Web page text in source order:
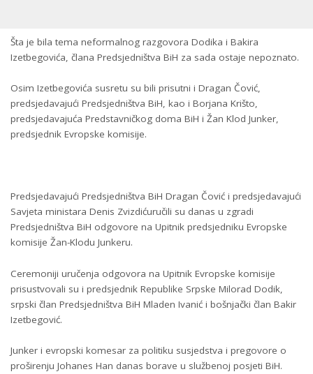
Šta je bila tema neformalnog razgovora Dodika i Bakira
Izetbegovića, člana Predsjedništva BiH za sada ostaje nepoznato.
Osim Izetbegovića susretu su bili prisutni i Dragan Čović,
predsjedavajući Predsjedništva BiH, kao i Borjana Krišto,
predsjedavajuća Predstavničkog doma BiH i Žan Klod Junker,
predsjednik Evropske komisije.
Predsjedavajući Predsjedništva BiH Dragan Čović i predsjedavajući
Savjeta ministara Denis Zvizdićuručili su danas u zgradi
Predsjedništva BiH odgovore na Upitnik predsjedniku Evropske
komisije Žan-Klodu Junkeru.
Ceremoniji uručenja odgovora na Upitnik Evropske komisije
prisustvovali su i predsjednik Republike Srpske Milorad Dodik,
srpski član Predsjedništva BiH Mladen Ivanić i bošnjački član Bakir
Izetbegović.
Junker i evropski komesar za politiku susjedstva i pregovore o
proširenju Johanes Han danas borave u službenoj posjeti BiH.